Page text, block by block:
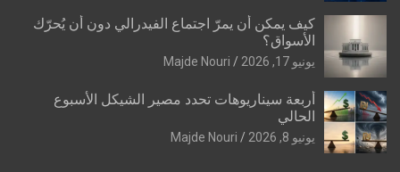
كيف يمكن أن يمرّ اجتماع الفيدرالي دون أن يُحرّك
الأسواق؟
يونيو 17, 2026 Majde Nouri
أربعة سيناريوهات تحدد مصير الشيكل الأسبوع
الحالي
يونيو 8, 2026 Majde Nouri